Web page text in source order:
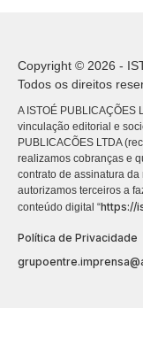
Copyright © 2026 -
Todos os direitos
A ISTOÉ PUBLICAÇÕES
vinculação editorial e
PUBLICACÕES LTDA
realizamos cobranças e
contrato de assinatura
autorizamos terceiros a
conteúdo digital “https://
Política de Privacidade